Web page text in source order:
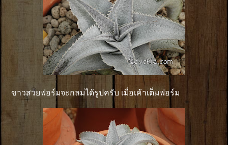
ขาวสวยฟอร์มจะกลมได้รูปครับ เมื่อเค้าเต็มฟอร์ม